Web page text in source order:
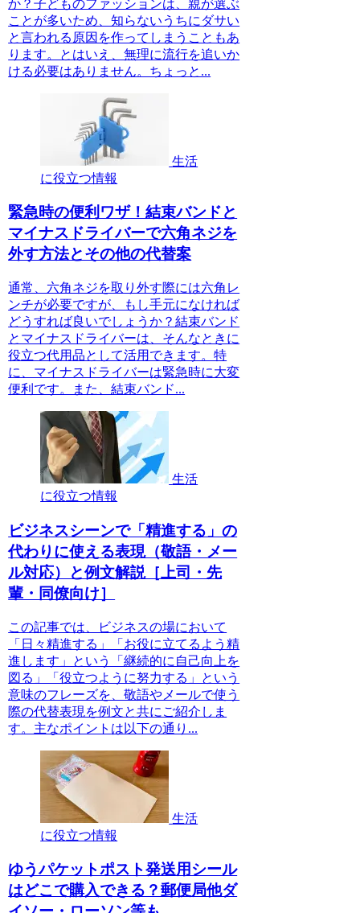
か？子どものファッションは、親が選ぶ
ことが多いため、知らないうちにダサい
と言われる原因を作ってしまうこともあ
ります。とはいえ、無理に流行を追いか
ける必要はありません。ちょっと...
生活
に役立つ情報
緊急時の便利ワザ！結束バンドと
マイナスドライバーで六角ネジを
外す方法とその他の代替案
通常、六角ネジを取り外す際には六角レ
ンチが必要ですが、もし手元になければ
どうすれば良いでしょうか？結束バンド
とマイナスドライバーは、そんなときに
役立つ代用品として活用できます。特
に、マイナスドライバーは緊急時に大変
便利です。また、結束バンド...
生活
に役立つ情報
ビジネスシーンで「精進する」の
代わりに使える表現（敬語・メー
ル対応）と例文解説［上司・先
輩・同僚向け］
この記事では、ビジネスの場において
「日々精進する」「お役に立てるよう精
進します」という「継続的に自己向上を
図る」「役立つように努力する」という
意味のフレーズを、敬語やメールで使う
際の代替表現を例文と共にご紹介しま
す。主なポイントは以下の通り...
生活
に役立つ情報
ゆうパケットポスト発送用シール
はどこで購入できる？郵便局他ダ